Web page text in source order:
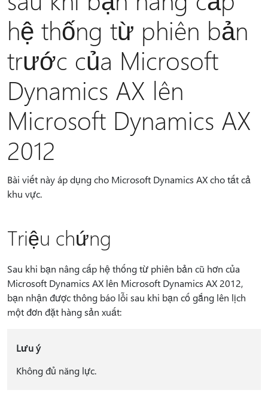
hệ thống từ phiên bản
trước của Microsoft
Dynamics AX lên
Microsoft Dynamics AX
2012
Bài viết này áp dụng cho Microsoft Dynamics AX cho tất cả
khu vực.
Triệu chứng
Sau khi bạn nâng cấp hệ thống từ phiên bản cũ hơn của
Microsoft Dynamics AX lên Microsoft Dynamics AX 2012,
bạn nhận được thông báo lỗi sau khi bạn cố gắng lên lịch
một đơn đặt hàng sản xuất:
Lưu ý
Không đủ năng lực.